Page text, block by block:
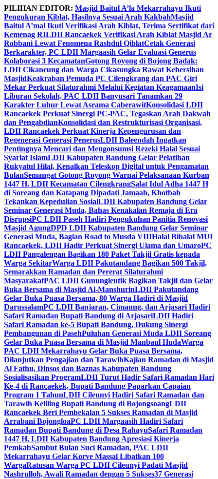
Skip
to
content
PILIHAN EDITOR: Masjid Baitul A’la Mekarrahayu Ikuti
Pengukuran Kiblat, Hasilnya Sesuai Arah KakbahMasjid
Baitul A’mal Ikuti Verifikasi Arah Kiblat, Terima Sertifikat dari
Kemenag RILDII Rancaekek Verifikasi Arah Kiblat Masjid Ar
Robbani Lewat Fenomena Rashdul QiblatCetak Generasi
Berkarakter, PC LDII Margaasih Gelar Evaluasi Generus
Kolaborasi 3 KecamatanGotong Royong di Bojong Badak:
LDII Cikancung dan Warga Cikasungka Rawat Kebersihan
MasjidKeakraban Pemuda PC Cilengkrang dan PAC Giri
Mekar Perkuat Silaturahmi Melalui Kegiatan KeagamaanIsi
Liburan Sekolah, PAC LDII Banyusari Tanamkan 29
Karakter Luhur Lewat Asrama CaberawitKonsolidasi LDII
Rancaekek Perkuat Sinergi PC-PAC, Tegaskan Arah Dakwah
dan PengabdianKonsolidasi dan Restrukturisasi Organisasi,
LDII Rancaekek Perkuat Kinerja Kepengurusan dan
Regenerasi Generasi PenerusLDII Baleendah Ingatkan
Pentingnya Mencari dan Mengonsumsi Rezeki Halal Sesuai
Syariat IslamLDII Kabupaten Bandung Gelar Pelatihan
Rukyatul Hilal, Kenalkan Teleskop Digital untuk Pengamatan
BulanSemangat Gotong Royong Warnai Pelaksanaan Kurban
1447 H. LDII Kecamatan CilengkrangSalat Idul Adha 1447 H
di Soreang dan Katapang Dipadati Jamaah, Khotbah
Tekankan Kepedulian SosialLDII Kabupaten Bandung Gelar
Seminar Generasi Muda, Bahas Kenakalan Remaja di Era
DisrupsiPC LDII Paseh Hadiri Pengukuhan Panitia Renovasi
Masjid AgungDPD LDII Kabupaten Bandung Gelar Seminar
Generasi Muda, Bagian Road to Musda VIIIHalal Bihalal MUI
Rancaekek, LDII Hadir Perkuat Sinergi Ulama dan UmaroPC
LDII Pangalengan Bagikan 180 Paket Takjil Gratis kepada
Warga SekitarWarga LDII Pakutandang Bagikan 500 Takjil,
Semarakkan Ramadan dan Pererat Silaturahmi
MasyarakatPAC LDII Gunungleutik Bagikan Takjil dan Gelar
Buka Bersama di Masjid Al-ManshurinLDII Pakutandang
Gelar Buka Puasa Bersama, 80 Warga Hadiri di Masjid
DarussalamPC LDII Banjaran, Cimaung, dan Arjasari Hadiri
Safari Ramadan Bupati Bandung di ArjasariLDII Hadiri
Safari Ramadan ke-5 Bupati Bandung, Dukung Sinergi
Pembangunan di PasehPuluhan Generasi Muda LDII Soreang
Gelar Buka Puasa Bersama di Masjid Manbaul HudaWarga
PAC LDII Mekarrahayu Gelar Buka Puasa Bersama,
Dilanjutkan Pengajian dan TarawihKajian Ramadan di Masjid
Al Fathu, Dinsos dan Baznas Kabupaten Bandung
Sosialisasikan ProgramLDII Turut Hadir Safari Ramadan Hari
Ke-4 di Rancaekek, Bupati Bandung Paparkan Capaian
Program 1 TahunLDII Cileunyi Hadiri Safari Ramadan dan
Tarawih Keliling Bupati Bandung di BojongsoangLDII
Rancaekek Beri Pembekalan 5 Sukses Ramadan di Masjid
Arrabani BojongloaPC LDII Margaasih Hadiri Safari
Ramadan Bupati Bandung di Desa RahayuSafari Ramadan
1447 H, LDII Kabupaten Bandung Apresiasi Kinerja
PemkabSambut Bulan Suci Ramadan, PAC LDII
Mekarrahayu Gelar Korve Massal Libatkan 100
WargaRatusan Warga PC LDII Cileunyi Padati Masjid
Nashrulloh, Awali Ramadan dengan 5 Sukses37 Generasi